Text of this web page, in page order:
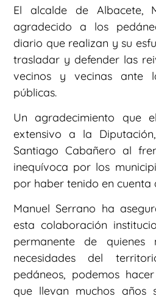
El alcalde de Albacete,
agradecido a los
diario que realizan y su
trasladar y defender las
vecinos y vecinas ante
públicas.
Un agradecimiento que
extensivo a la
Santiago Cabañero al
inequívoca por los
por haber tenido en cuenta
Manuel Serrano ha
esta colaboración
permanente de quienes
necesidades del
pedáneos, podemos
que llevan muchos años